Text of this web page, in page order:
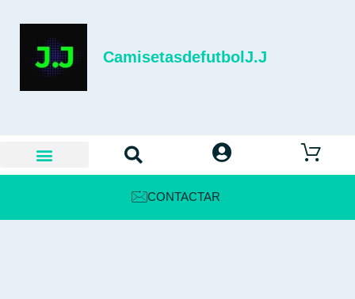
CamisetasdefutbolJ.J
CONTACTAR